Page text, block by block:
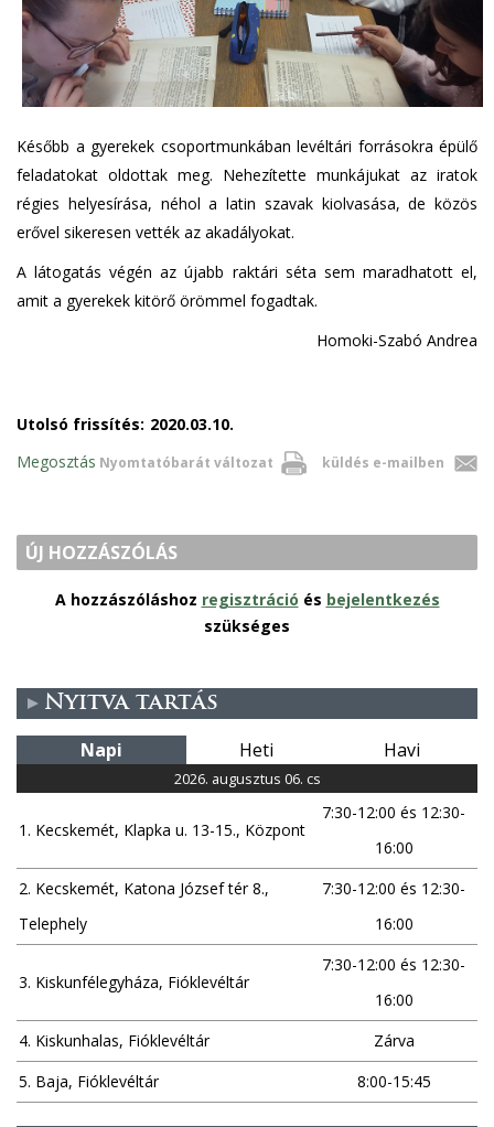
Később a gyerekek csoportmunkában levéltári forrásokra épülő
feladatokat oldottak meg. Nehezítette munkájukat az iratok
régies helyesírása, néhol a latin szavak kiolvasása, de közös
erővel sikeresen vették az akadályokat.
A látogatás végén az újabb raktári séta sem maradhatott el,
amit a gyerekek kitörő örömmel fogadtak.
Homoki-Szabó Andrea
Utolsó frissítés: 2020.03.10.
Nyomtatóbarát változat küldés e-mailben
Megosztás
ÚJ HOZZÁSZÓLÁS
A hozzászóláshoz regisztráció és bejelentkezés
szükséges
Nyitva tartás
Napi Heti Havi
2026. augusztus 06. cs
1. Kecskemét, Klapka u. 13-15., Központ
7:30-12:00 és 12:30-
16:00
2. Kecskemét, Katona József tér 8.,
Telephely
7:30-12:00 és 12:30-
16:00
3. Kiskunfélegyháza, Fióklevéltár
7:30-12:00 és 12:30-
16:00
4. Kiskunhalas, Fióklevéltár
Zárva
5. Baja, Fióklevéltár
8:00-15:45